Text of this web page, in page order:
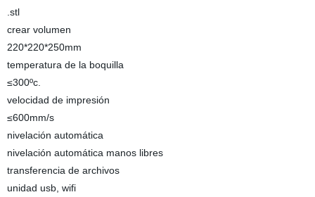
.stl
crear volumen
220*220*250mm
temperatura de la boquilla
≤300ºc.
velocidad de impresión
≤600mm/s
nivelación automática
nivelación automática manos libres
transferencia de archivos
unidad usb, wifi